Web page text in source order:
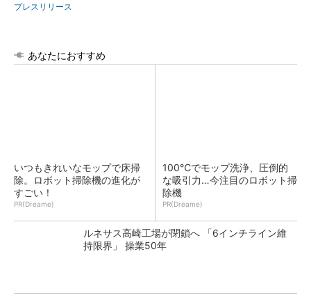
プレスリリース
あなたにおすすめ
いつもきれいなモップで床掃
除。ロボット掃除機の進化が
すごい！
PR(Dreame)
100℃でモップ洗浄、圧倒的
な吸引力…今注目のロボット掃
除機
PR(Dreame)
ルネサス高崎工場が閉鎖へ 「6インチライン維
持限界」 操業50年